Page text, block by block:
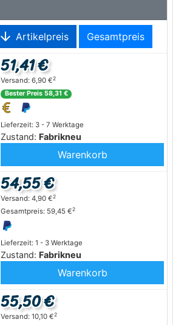
arrow_downward Artikelpreis Gesamtpreis
Lieferzeit: 3 - 7 Werktage
Zustand: Fabrikneu
51,41 €
Versand: 6,90 €2
Bester Preis 58,31 €
Warenkorb
Lieferzeit: 1 - 3 Werktage
Zustand: Fabrikneu
54,55 €
Versand: 4,90 €2
Gesamtpreis: 59,45 €2
Warenkorb
55,50 €
Versand: 10,10 €2